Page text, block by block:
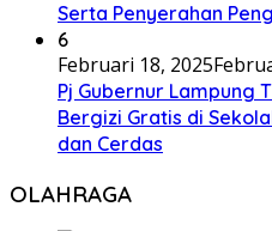
Serta Penyerahan
6
Februari 18, 2025
Pj Gubernur Lampung
Bergizi Gratis di
dan Cerdas
OLAHRAGA